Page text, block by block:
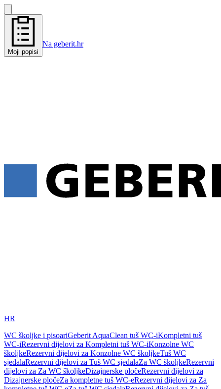
Moji popisi
Na geberit.hr
HR
WC školjke i pisoariGeberit AquaClean tuš WC-iKompletni tuš
WC-iRezervni dijelovi za Kompletni tuš WC-iKonzolne WC
školjkeRezervni dijelovi za Konzolne WC školjkeTuš WC
sjedalaRezervni dijelovi za Tuš WC sjedalaZa WC školjkeRezervni
dijelovi za Za WC školjkeDizajnerske pločeRezervni dijelovi za
Dizajnerske pločeZa kompletne tuš WC-eRezervni dijelovi za Za